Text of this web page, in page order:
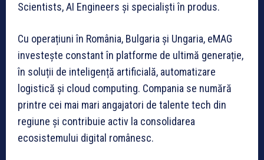
Scientists, AI Engineers și specialiști în produs.
Cu operațiuni în România, Bulgaria și Ungaria, eMAG
investește constant în platforme de ultimă generație,
în soluții de inteligență artificială, automatizare
logistică și cloud computing. Compania se numără
printre cei mai mari angajatori de talente tech din
regiune și contribuie activ la consolidarea
ecosistemului digital românesc.